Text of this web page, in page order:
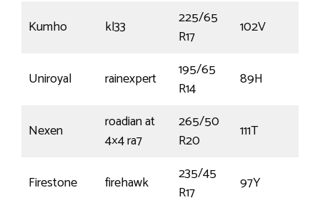
Kumho kl33
225/65
R17
102V
Uniroyal rainexpert
195/65
R14
89H
Nexen
roadian at
4×4 ra7
265/50
R20
111T
Firestone firehawk
235/45
R17
97Y